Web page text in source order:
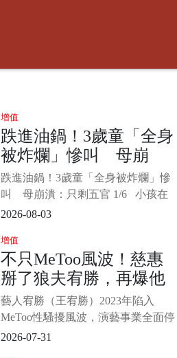
增值
跌進油鍋！3歲童「全身
被炸爛」慘叫 母崩
潰：只剩五官
跌進油鍋！3歲童「全身被炸爛」慘
叫 母崩潰：只剩五官 1/6 小孩在
玩耍時大人千萬要注意周遭環境安
童和小朋友追逐打鬧，結果不慎跌
進滾燙油鍋，男童送醫後全身65%的
面積燒傷，媽媽看了崩潰喊「就像
被剝了皮的羔羊一樣」。
2026-08-03
增值
不只MeToo風波！慈惠
掰了狼夫宥勝，再爆他
長年惡習...
藝人宥勝（王宥勝）2023年陷入
MeToo性騷擾風波，演藝事業全面停
擺，2025年二審遭判刑8個月，緩刑
2026-07-31